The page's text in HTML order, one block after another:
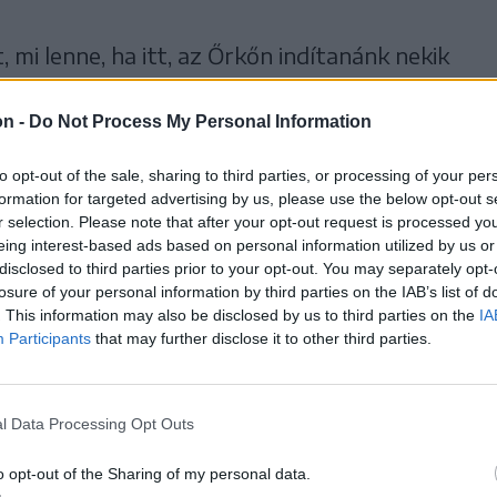
- Do Not Process My Personal Information
opt-out of the sale, sharing to third parties, or processing of your
for targeted advertising by us, please use the below opt-out
selection. Please note that after your opt-out request is processed
interest-based ads based on personal information utilized by us
to third parties prior to your opt-out. You may separately
of your personal information by third parties on the IAB’s list of
This information may also be disclosed by us to third parties on the
Participants that may further disclose it to other third parties.
Data Processing Opt Outs
opt-out of the Sharing of my personal data.
lenne, ha itt, az Őrkőn indítanánk nekik
ebben partnernek bizonyult, és a Puskás
való egyeztetés után eldőlt, hogy
lehet itt indítani.
a kezdeményezést,
Őrkőre oktatni, így
valamint az egy-két
iskolát végzettek
el a nyolcadik osztályt a Néri Szent Fülöp
az alpolgármester.